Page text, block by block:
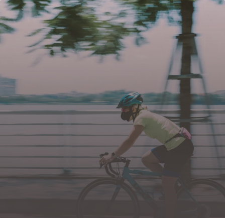
25 juin 2026